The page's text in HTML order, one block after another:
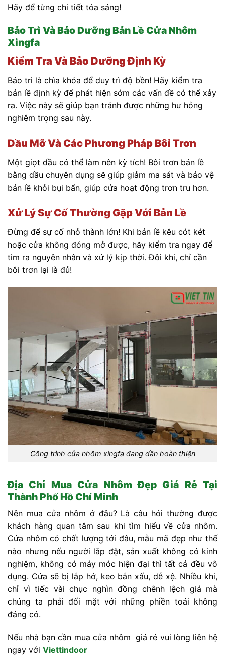
Hãy để từng chi tiết tỏa sáng!
Bảo Trì Và Bảo Dưỡng Bản Lề Cửa Nhôm
Xingfa
Kiểm Tra Và Bảo Dưỡng Định Kỳ
Bảo trì là chìa khóa để duy trì độ bền! Hãy kiểm tra
bản lề định kỳ để phát hiện sớm các vấn đề có thể xảy
ra. Việc này sẽ giúp bạn tránh được những hư hỏng
nghiêm trọng sau này.
Dầu Mỡ Và Các Phương Pháp Bôi Trơn
Một giọt dầu có thể làm nên kỳ tích! Bôi trơn bản lề
bằng dầu chuyên dụng sẽ giúp giảm ma sát và bảo vệ
bản lề khỏi bụi bẩn, giúp cửa hoạt động trơn tru hơn.
Xử Lý Sự Cố Thường Gặp Với Bản Lề
Đừng để sự cố nhỏ thành lớn! Khi bản lề kêu cót két
hoặc cửa không đóng mở được, hãy kiểm tra ngay để
tìm ra nguyên nhân và xử lý kịp thời. Đôi khi, chỉ cần
bôi trơn lại là đủ!
Công trình cửa nhôm xingfa đang dần hoàn thiện
Địa Chỉ Mua Cửa Nhôm Đẹp Giá Rẻ Tại
Thành Phố Hồ Chí Minh
Nên mua cửa nhôm ở đâu? Là câu hỏi thường được
khách hàng quan tâm sau khi tìm hiểu về cửa nhôm.
Cửa nhôm có chất lượng tới đâu, mẫu mã đẹp như thế
nào nhưng nếu người lắp đặt, sản xuất không có kinh
nghiệm, không có máy móc hiện đại thì tất cả đều vô
dụng. Cửa sẽ bị lắp hở, keo bắn xấu, dễ xệ. Nhiều khi,
chỉ vì tiếc vài chục nghìn đồng chênh lệch giá mà
chúng ta phải đối mặt với những phiền toái không
đáng có.
Nếu nhà bạn cần mua cửa nhôm giá rẻ vui lòng liên hệ
ngay với Viettindoor